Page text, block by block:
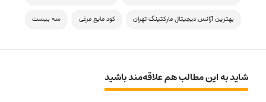
بهترین آژانس دیجیتال مارکتینگ تهران کود مایع مرغی سه بیست
شاید به این مطالب هم علاقه‌مند باشید